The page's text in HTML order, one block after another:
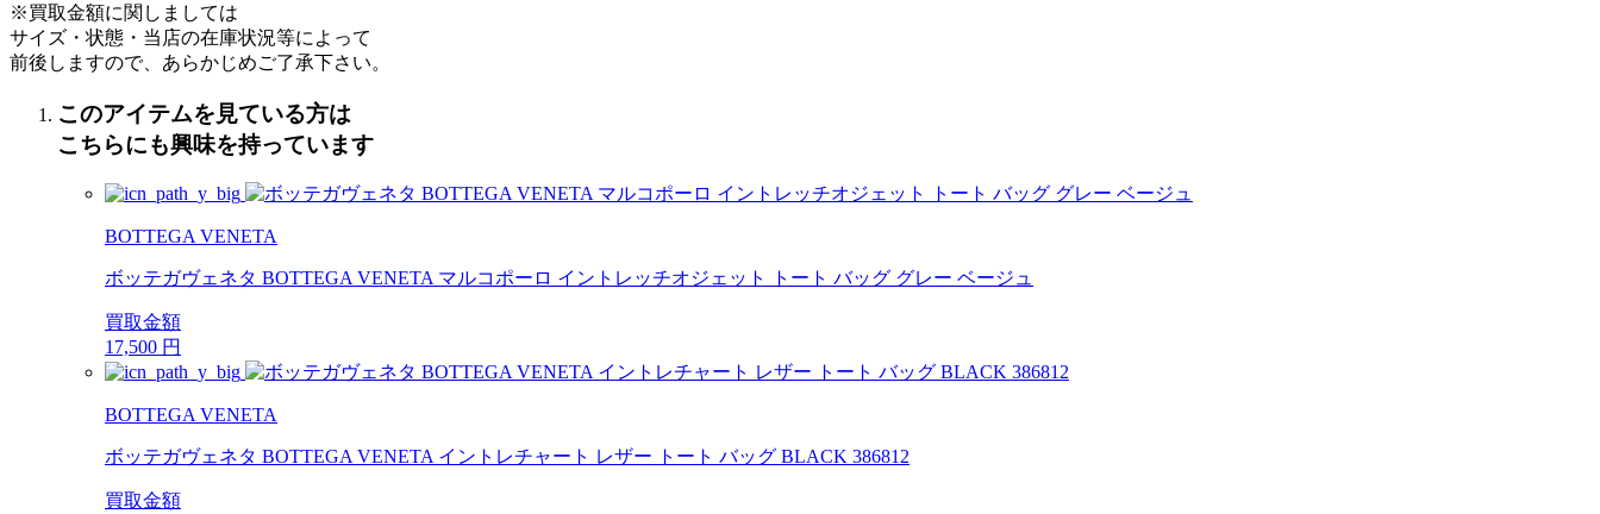
※買取金額に関しましては
サイズ・状態・当店の在庫状況等によって
前後しますので、あらかじめご了承下さい。
このアイテムを見ている方は
こちらにも興味を持っています
BOTTEGA VENETA
ボッテガヴェネタ BOTTEGA VENETA マルコポーロ イントレッチオジェット トート バッグ グレー ベージュ
買取金額
17,500 円
BOTTEGA VENETA
ボッテガヴェネタ BOTTEGA VENETA イントレチャート レザー トート バッグ BLACK 386812
買取金額